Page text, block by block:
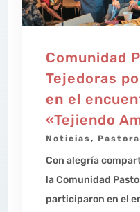
Comunidad
Tejedoras
en el
«Tejiendo
Noticias,
Con alegría
la Comunidad
participaron en el